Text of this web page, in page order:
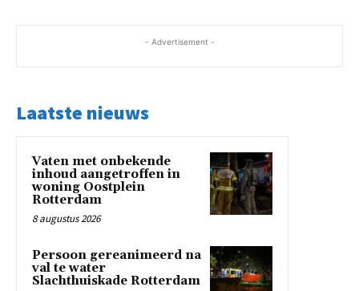
- Advertisement -
Laatste nieuws
Vaten met onbekende
inhoud aangetroffen in
woning Oostplein
Rotterdam
8 augustus 2026
Persoon gereanimeerd na
val te water
Slachthuiskade Rotterdam